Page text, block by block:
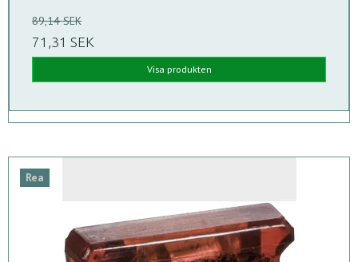
89,14 SEK
71,31 SEK
Visa produkten
Rea